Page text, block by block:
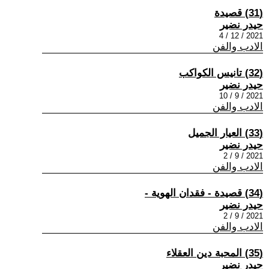
(31) قصيدة
حيدر نضير
2021 / 12 / 4
الادب والفن
(32) تانيس الكواكب
حيدر نضير
2021 / 9 / 10
الادب والفن
(33) العيار الجميل
حيدر نضير
2021 / 9 / 2
الادب والفن
(34) قصيدة - فقدان الهوية -
حيدر نضير
2021 / 9 / 2
الادب والفن
(35) المحبة دين العقلاء
حيدر نضير